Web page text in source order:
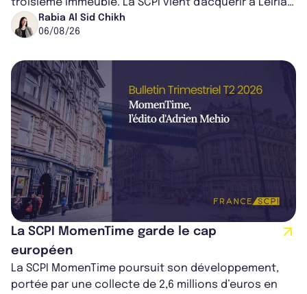
troisième immeuble. La SCPI vient d'acquérir à Leiria,
dans le centre du pays, un établis...
Rabia Al Sid Chikh
06/08/26
La SCPI MomenTime garde le cap
européen
La SCPI MomenTime poursuit son développement,
portée par une collecte de 2,6 millions d’euros en